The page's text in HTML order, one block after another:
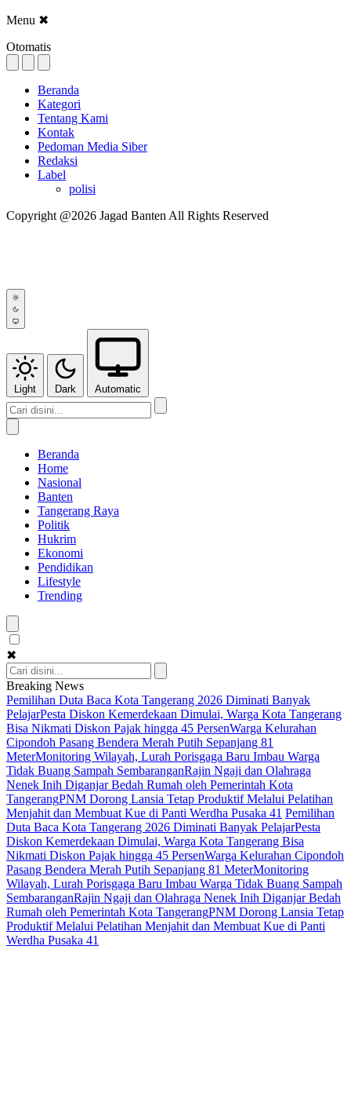
Menu ✖
Otomatis
Beranda
Kategori
Tentang Kami
Kontak
Pedoman Media Siber
Redaksi
Label
polisi
Copyright @2026 Jagad Banten All Rights Reserved
Light Dark Automatic
Beranda
Home
Nasional
Banten
Tangerang Raya
Politik
Hukrim
Ekonomi
Pendidikan
Lifestyle
Trending
✖
Breaking News
Pemilihan Duta Baca Kota Tangerang 2026 Diminati Banyak
PelajarPesta Diskon Kemerdekaan Dimulai, Warga Kota Tangerang
Bisa Nikmati Diskon Pajak hingga 45 PersenWarga Kelurahan
Cipondoh Pasang Bendera Merah Putih Sepanjang 81
MeterMonitoring Wilayah, Lurah Porisgaga Baru Imbau Warga
Tidak Buang Sampah SembaranganRajin Ngaji dan Olahraga
Nenek Inih Diganjar Bedah Rumah oleh Pemerintah Kota
TangerangPNM Dorong Lansia Tetap Produktif Melalui Pelatihan
Menjahit dan Membuat Kue di Panti Werdha Pusaka 41 Pemilihan
Duta Baca Kota Tangerang 2026 Diminati Banyak PelajarPesta
Diskon Kemerdekaan Dimulai, Warga Kota Tangerang Bisa
Nikmati Diskon Pajak hingga 45 PersenWarga Kelurahan Cipondoh
Pasang Bendera Merah Putih Sepanjang 81 MeterMonitoring
Wilayah, Lurah Porisgaga Baru Imbau Warga Tidak Buang Sampah
SembaranganRajin Ngaji dan Olahraga Nenek Inih Diganjar Bedah
Rumah oleh Pemerintah Kota TangerangPNM Dorong Lansia Tetap
Produktif Melalui Pelatihan Menjahit dan Membuat Kue di Panti
Werdha Pusaka 41